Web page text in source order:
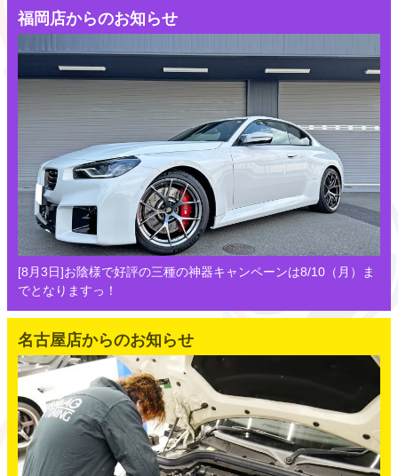
福岡店からのお知らせ
[8月3日]お陰様で好評の三種の神器キャンペーンは8/10（月）ま
でとなりますっ！
名古屋店からのお知らせ